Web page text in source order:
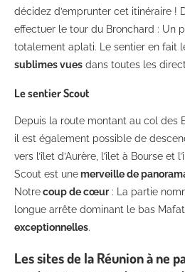
décidez d’emprunter cet itinéraire !
effectuer le tour du Bronchard : Un
totalement aplati. Le sentier en fait
sublimes vues dans toutes les
Le sentier Scout
Depuis la route montant au col des
il est également possible de
vers l’îlet d’Aurère, l’îlet à Bourse et
Scout est unemerveille de
Notrecoup de cœur: La partie
longue arrête dominant le bas
exceptionnelles.
Les sites de la Réunion à ne